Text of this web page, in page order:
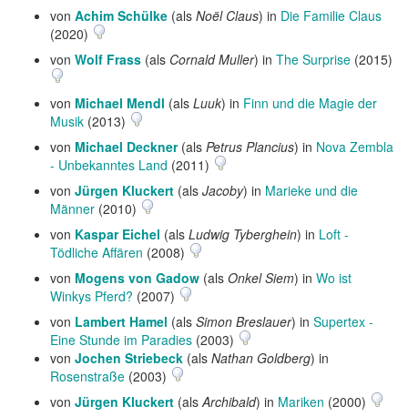
von Achim Schülke (als Noël Claus) in Die Familie Claus
(2020)
von Wolf Frass (als Cornald Muller) in The Surprise (2015)
von Michael Mendl (als Luuk) in Finn und die Magie der
Musik (2013)
von Michael Deckner(als Petrus Plancius) in Nova Zembla
- Unbekanntes Land (2011)
von Jürgen Kluckert (als Jacoby) in Marieke und die
Männer (2010)
von Kaspar Eichel (als Ludwig Tyberghein) in Loft -
Tödliche Affären (2008)
von Mogens von Gadow (als Onkel Siem) in Wo ist
Winkys Pferd? (2007)
von Lambert Hamel (als Simon Breslauer) in Supertex -
Eine Stunde im Paradies (2003)
von Jochen Striebeck (als Nathan Goldberg) in
Rosenstraße (2003)
von Jürgen Kluckert (alsArchibald) in Mariken (2000)